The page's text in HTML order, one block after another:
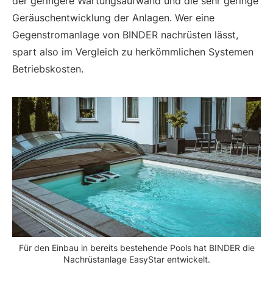
Geräuschentwicklung der Anlagen. Wer eine
Gegenstromanlage von BINDER nachrüsten lässt,
spart also im Vergleich zu herkömmlichen Systemen
Betriebskosten.
Für den Einbau in bereits bestehende Pools hat BINDER die
Nachrüstanlage EasyStar entwickelt.